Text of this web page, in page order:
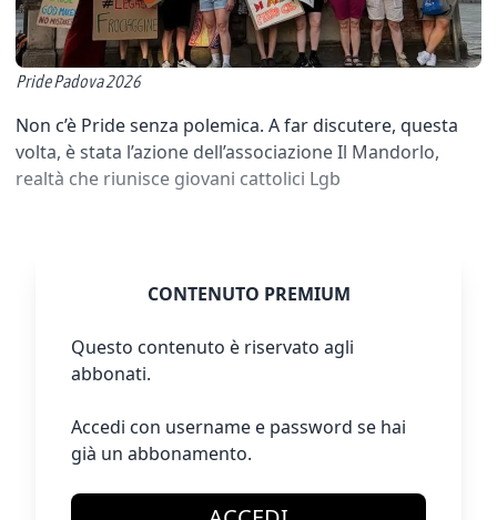
Pride Padova 2026
Non c’è Pride senza polemica. A far discutere, questa
volta, è stata l’azione dell’associazione Il Mandorlo,
realtà che riunisce giovani cattolici Lgb
CONTENUTO PREMIUM
Questo contenuto è riservato agli
abbonati.
Accedi con username e password se hai
già un abbonamento.